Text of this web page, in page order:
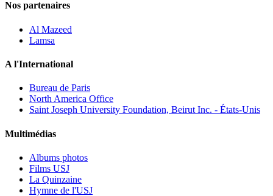
Nos partenaires
Al Mazeed
Lamsa
A l'International
Bureau de Paris
North America Office
Saint Joseph University Foundation, Beirut Inc. - États-Unis
Multimédias
Albums photos
Films USJ
La Quinzaine
Hymne de l'USJ